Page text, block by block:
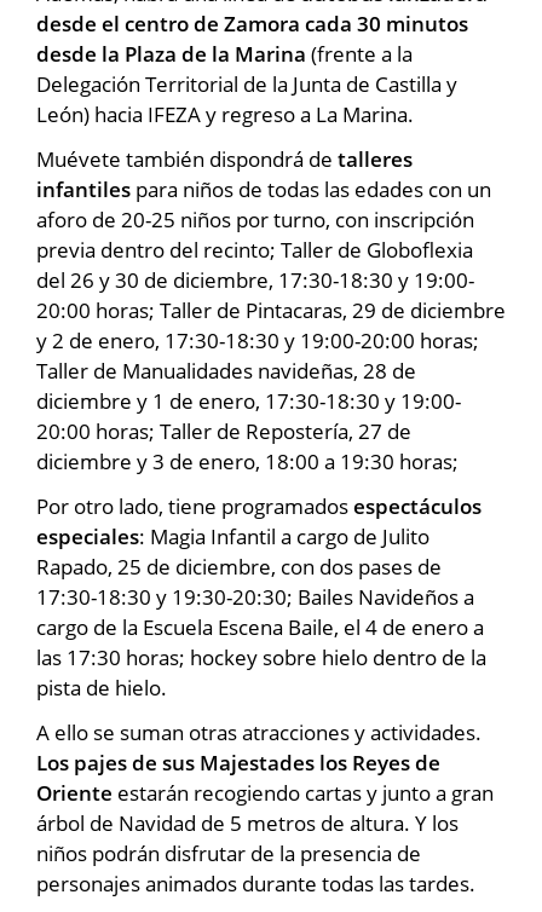
desde el centro de Zamora cada 30 minutos
desde la Plaza de la Marina (frente a la
Delegación Territorial de la Junta de Castilla y
León) hacia IFEZA y regreso a La Marina.
Muévete también dispondrá de talleres
infantiles para niños de todas las edades con un
aforo de 20-25 niños por turno, con inscripción
previa dentro del recinto; Taller de Globoflexia
del 26 y 30 de diciembre, 17:30-18:30 y 19:00-
20:00 horas; Taller de Pintacaras, 29 de diciembre
y 2 de enero, 17:30-18:30 y 19:00-20:00 horas;
Taller de Manualidades navideñas, 28 de
diciembre y 1 de enero, 17:30-18:30 y 19:00-
20:00 horas; Taller de Repostería, 27 de
diciembre y 3 de enero, 18:00 a 19:30 horas;
Por otro lado, tiene programadosespectáculos
especiales: Magia Infantil a cargo de Julito
Rapado, 25 de diciembre, con dos pases de
17:30-18:30 y 19:30-20:30; Bailes Navideños a
cargo de la Escuela Escena Baile, el 4 de enero a
las 17:30 horas; hockey sobre hielo dentro de la
pista de hielo.
A ello se suman otras atracciones y actividades.
Los pajes de sus Majestades los Reyes de
Oriente estarán recogiendo cartas y junto a gran
árbol de Navidad de 5 metros de altura. Y los
niños podrán disfrutar de la presencia de
personajes animados durante todas las tardes.